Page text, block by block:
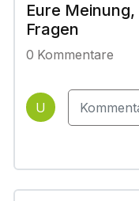
Eure
Fragen
0 Kommentare
U